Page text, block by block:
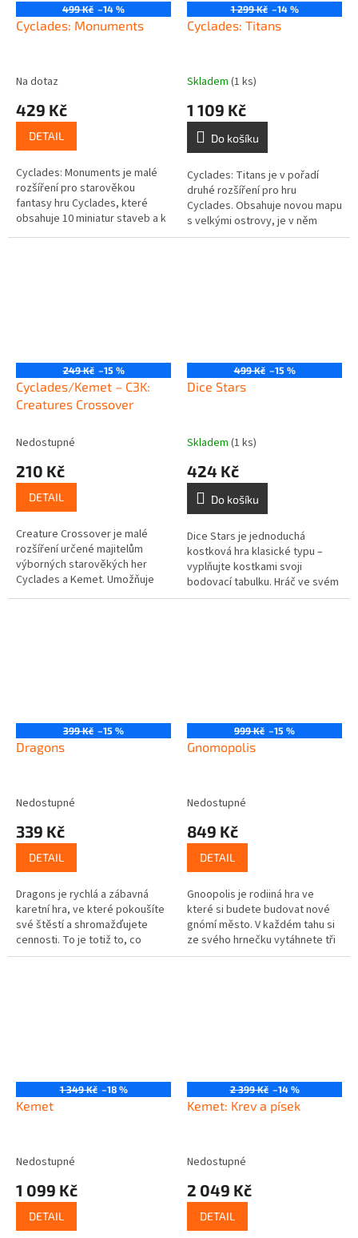
499 Kč –14 %
Cyclades: Monuments
Na dotaz
429 Kč
DETAIL
Cyclades: Monuments je malé
rozšíření pro starověkou
fantasy hru Cyclades, které
obsahuje 10 miniatur staveb a k
nim příslušejících karet. Nyní
1 299 Kč –14 %
Cyclades: Titans
Skladem (1 ks)
1 109 Kč
Do košíku
Cyclades: Titans je v pořadí
druhé rozšíření pro hru
Cyclades. Obsahuje novou mapu
s velkými ostrovy, je v něm
nový bůh Kronos, speciální
249 Kč –15 %
Cyclades/Kemet – C3K:
Creatures Crossover
Nedostupné
210 Kč
DETAIL
Creature Crossover je malé
rozšíření určené majitelům
výborných starověkých her
Cyclades a Kemet. Umožňuje
použít figurky starořeckých
499 Kč –15 %
Dice Stars
Skladem (1 ks)
424 Kč
Do košíku
Dice Stars je jednoduchá
kostková hra klasické typu –
vyplňujte kostkami svoji
bodovací tabulku. Hráč ve svém
tahu nejdříve vylosuje z pytlíku
399 Kč –15 %
Dragons
Nedostupné
339 Kč
DETAIL
Dragons je rychlá a zábavná
karetní hra, ve které pokoušíte
své štěstí a shromažďujete
cennosti. To je totiž to, co
každý správný drak dělá. A pak
999 Kč –15 %
Gnomopolis
Nedostupné
849 Kč
DETAIL
Gnoopolis je rodiiná hra ve
které si budete budovat nové
gnómí město. V každém tahu si
ze svého hrnečku vytáhnete tři
gnómy, díky kterým budete mít
1 349 Kč –18 %
Kemet
Nedostupné
1 099 Kč
DETAIL
2 399 Kč –14 %
Kemet: Krev a písek
Nedostupné
2 049 Kč
DETAIL